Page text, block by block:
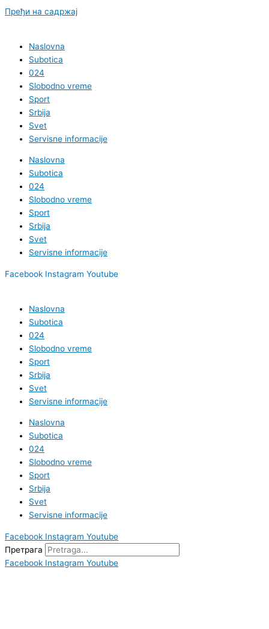
Пређи на садржај
Naslovna
Subotica
024
Slobodno vreme
Sport
Srbija
Svet
Servisne informacije
Naslovna
Subotica
024
Slobodno vreme
Sport
Srbija
Svet
Servisne informacije
Facebook Instagram Youtube
Naslovna
Subotica
024
Slobodno vreme
Sport
Srbija
Svet
Servisne informacije
Naslovna
Subotica
024
Slobodno vreme
Sport
Srbija
Svet
Servisne informacije
Facebook Instagram Youtube
Претрага
Facebook Instagram Youtube